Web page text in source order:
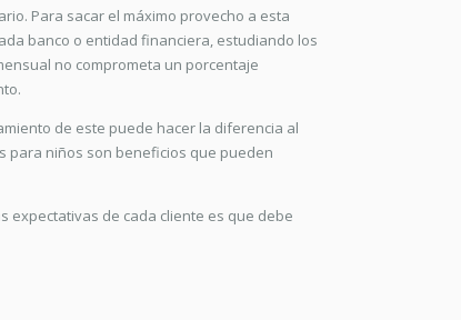
Para sacar el máximo provecho a esta
banco o entidad financiera, estudiando los
no comprometa un porcentaje
de este puede hacer la diferencia al
para niños son beneficios que pueden
expectativas de cada cliente es que debe